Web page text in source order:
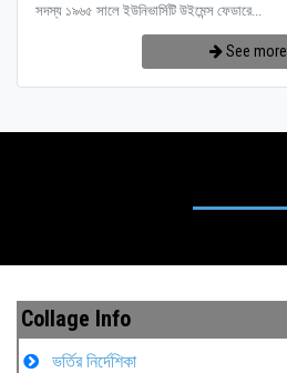
সদস্য ১৯৬৫ সালে ইউনিভার্সিটি উইমেন্স ফেডারে...
See more
Collage Info
ভর্তির নির্দেশিকা